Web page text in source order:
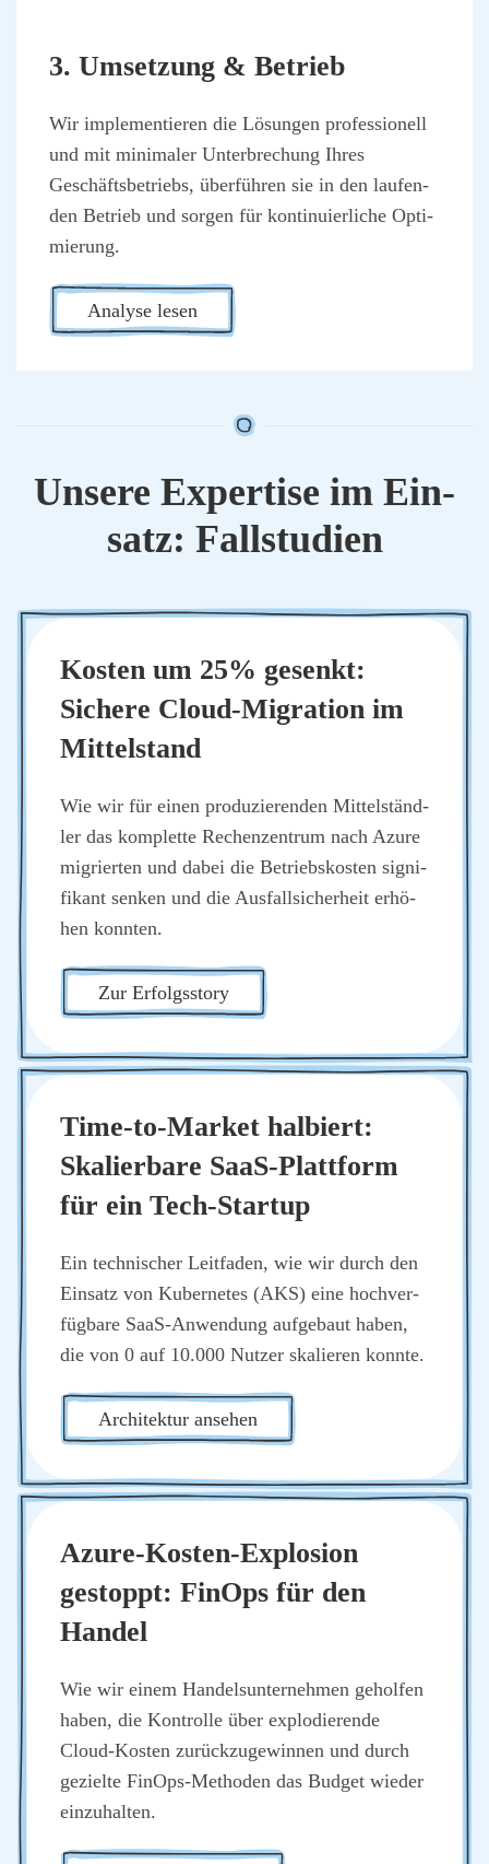
3. Umset­zung & Betrieb
Wir imple­men­tie­ren die Lösun­gen pro­fes­sio­nell
und mit mini­ma­ler Unter­bre­chung Ihres
Geschäfts­be­triebs, über­füh­ren sie in den lau­fen­
den Betrieb und sor­gen für kon­ti­nu­ier­li­che Opti­
mie­rung.
Ana­ly­se lesen
Unse­re Exper­ti­se im Ein­
satz: Fall­stu­di­en
Kos­ten um 25% gesenkt:
Siche­re Cloud-Migra­ti­on im
Mit­tel­stand
Wie wir für einen pro­du­zie­ren­den Mit­tel­ständ­
ler das kom­plet­te Rechen­zen­trum nach Azu­re
migrier­ten und dabei die Betriebs­kos­ten signi­
fi­kant sen­ken und die Aus­fall­si­cher­heit erhö­
hen konn­ten.
Zur Erfolgs­sto­ry
Time-to-Mar­ket hal­biert:
Ska­lier­ba­re SaaS-Platt­form
für ein Tech-Start­up
Ein tech­ni­scher Leit­fa­den, wie wir durch den
Ein­satz von Kuber­netes (AKS) eine hoch­ver­
füg­ba­re SaaS-Anwen­dung auf­ge­baut haben,
die von 0 auf 10.000 Nut­zer ska­lie­ren konn­te.
Archi­tek­tur anse­hen
Azu­re-Kos­ten-Explo­si­on
gestoppt: Fin­Ops für den
Han­del
Wie wir einem Han­dels­un­ter­neh­men gehol­fen
haben, die Kon­trol­le über explo­die­ren­de
Cloud-Kos­ten zurück­zu­ge­win­nen und durch
geziel­te Fin­Ops-Metho­den das Bud­get wie­der
ein­zu­hal­ten.